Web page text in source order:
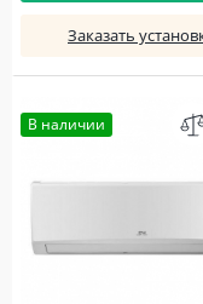
Заказать
В наличии